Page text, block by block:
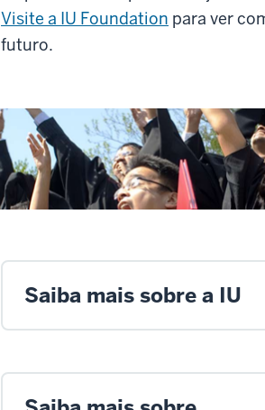
Visite a IU Foundation para ver
futuro.
Saiba mais sobre a IU